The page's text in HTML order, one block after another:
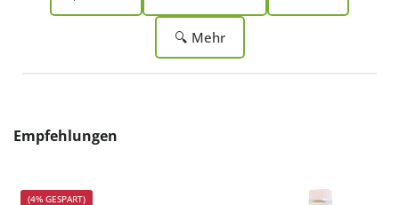
🔍 Mehr
Produktgalerie überspringen
Empfehlungen
(4% GESPART)